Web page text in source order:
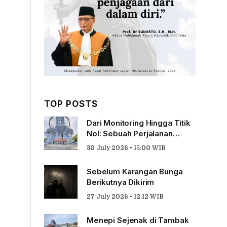
TOP POSTS
Dari Monitoring Hingga Titik
Nol: Sebuah Perjalanan
Tentang Pengabdian
30 July 2026 • 15:00 WIB
Sebelum Karangan Bunga
Berikutnya Dikirim
27 July 2026 • 12:12 WIB
Menepi Sejenak di Tambak